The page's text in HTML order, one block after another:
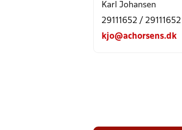
Karl Johansen
29111652 / 29111652
kjo@achorsens.dk